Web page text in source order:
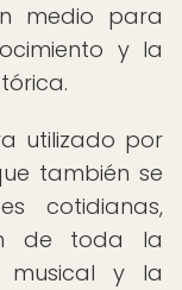
medio para
y la
utilizado por
también se
cotidianas,
de toda la
musical y la